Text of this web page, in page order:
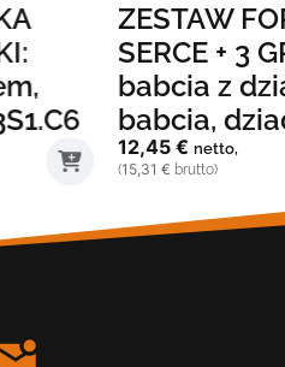
ZESTAW
SERCE + 3
babcia z
babcia,
12,45 € netto,
(15,31 € brutto)